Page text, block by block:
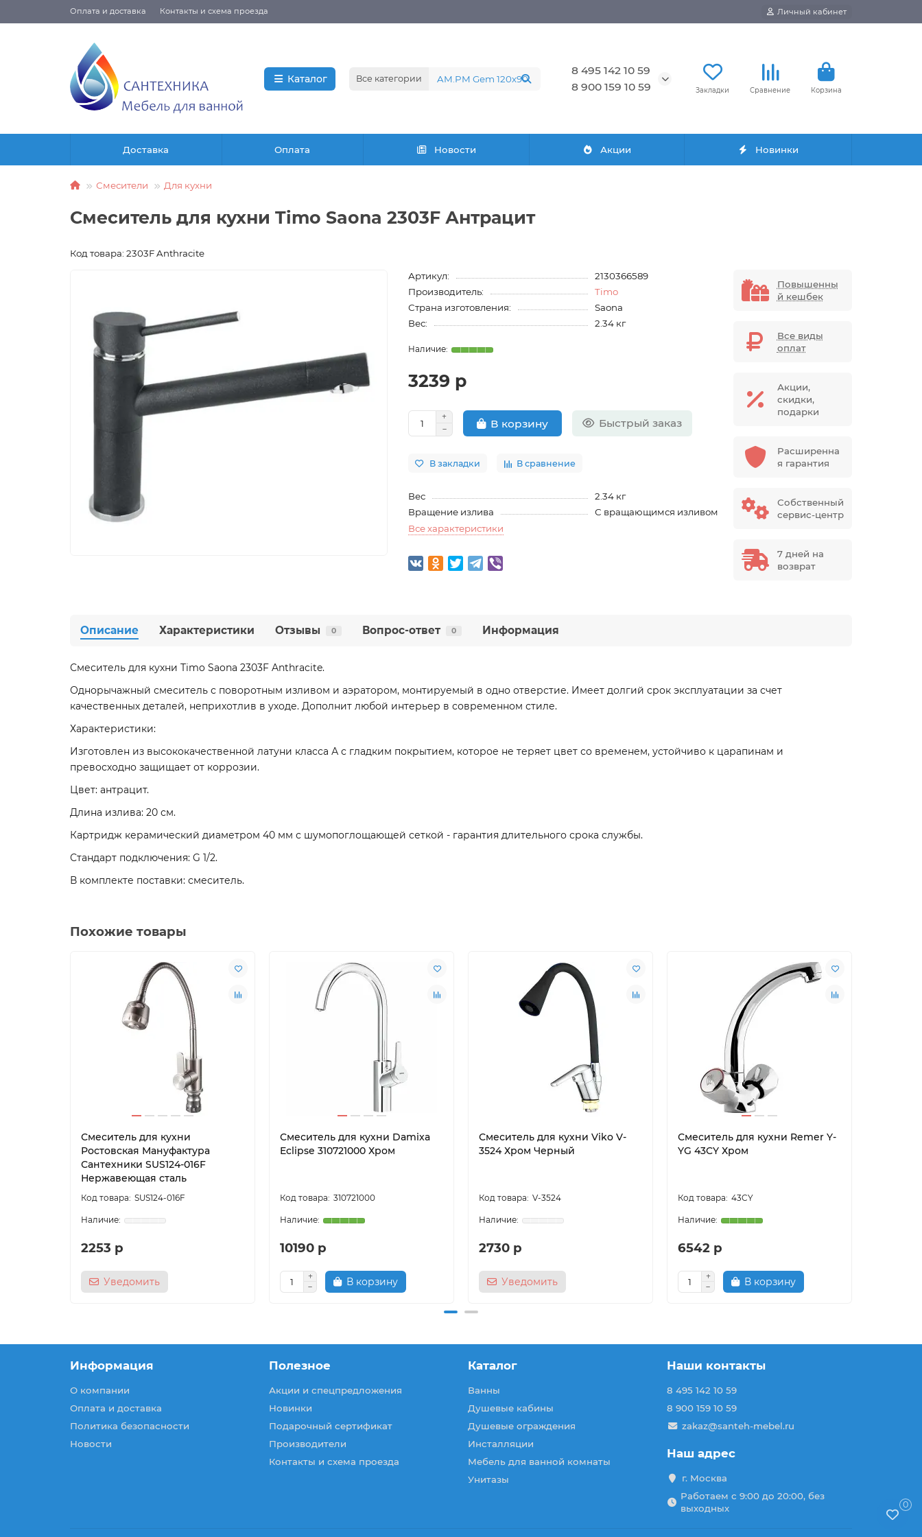
Оплата и доставка Контакты и схема проезда Личный кабинет
Каталог Все категории
8 495 142 10 59
8 900 159 10 59
Закладки Сравнение Корзина
Доставка Оплата Новости Акции Новинки
Смесители Для кухни
Смеситель для кухни Timo Saona 2303F Антрацит
Код товара: 2303F Anthracite
Артикул:
2130366589
Производитель:
Timo
Страна изготовления:
Saona
Вес:
2.34 кг
3239 р
В корзину Быстрый заказ
В закладки В сравнение
Вес
2.34 кг
Вращение излива
С вращающимся изливом
Все характеристики
Повышенны
й кешбек
Все виды
оплат
Акции,
скидки,
подарки
Расширенна
я гарантия
Собственный
сервис-центр
7 дней на
возврат
Описание Характеристики Отзывы 0 Вопрос-ответ 0 Информация
Смеситель для кухни Timo Saona 2303F Anthracite.
Однорычажный смеситель с поворотным изливом и аэратором, монтируемый в одно отверстие. Имеет долгий срок эксплуатации за счет
качественных деталей, неприхотлив в уходе. Дополнит любой интерьер в современном стиле.
Характеристики:
Изготовлен из высококачественной латуни класса А с гладким покрытием, которое не теряет цвет со временем, устойчиво к царапинам и
превосходно защищает от коррозии.
Цвет: антрацит.
Длина излива: 20 см.
Картридж керамический диаметром 40 мм с шумопоглощающей сеткой - гарантия длительного срока службы.
Стандарт подключения: G 1/2.
В комплекте поставки: смеситель.
Похожие товары
Смеситель для кухни
Ростовская Мануфактура
Сантехники SUS124-016F
Нержавеющая сталь
SUS124-016F
2253 р
Уведомить
Смеситель для кухни Damixa
Eclipse 310721000 Хром
310721000
10190 р
В корзину
Смеситель для кухни Viko V-
3524 Хром Черный
V-3524
2730 р
Уведомить
Смеситель для кухни Remer Y-
YG 43CY Хром
43CY
6542 р
В корзину
Информация
О компании
Оплата и доставка
Политика безопасности
Новости
Полезное
Акции и спецпредложения
Новинки
Подарочный сертификат
Производители
Контакты и схема проезда
Каталог
Ванны
Душевые кабины
Душевые ограждения
Инсталляции
Мебель для ванной комнаты
Унитазы
Наши контакты
8 495 142 10 59
8 900 159 10 59
zakaz@santeh-mebel.ru
Наш адрес
г. Москва
Работаем с 9:00 до 20:00, без
выходных
0